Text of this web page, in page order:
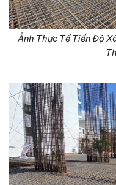
Ảnh Thực Tế Tiến Độ